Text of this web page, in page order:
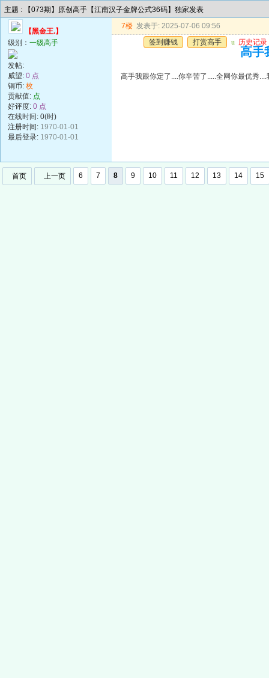
主题 : 【073期】原创高手【江南汉子金牌公式36码】独家发表
【黑金王.】
级别： 一级高手
发帖:
威望: 0 点
铜币: 枚
贡献值: 点
好评度: 0 点
在线时间: 0(时)
注册时间: 1970-01-01
最后登录: 1970-01-01
7楼 发表于: 2025-07-06 09:56
签到赚钱
打赏高手 u 历史记录
高手
高手我跟你定了....你辛苦了.....全网你最优秀
首页 上一页 6 7 8 9 10 11 12 13 14 15